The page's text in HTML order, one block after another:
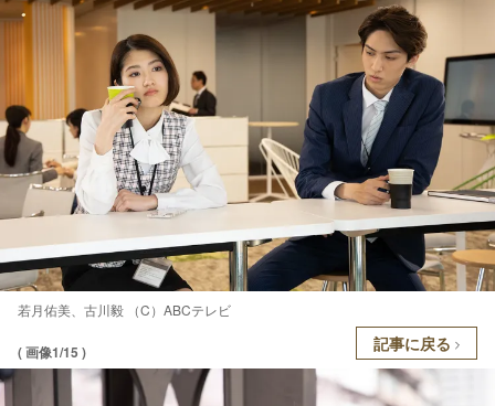
若月佑美、古川毅 （C）ABCテレビ
( 画像1/15 ) 記事に戻る